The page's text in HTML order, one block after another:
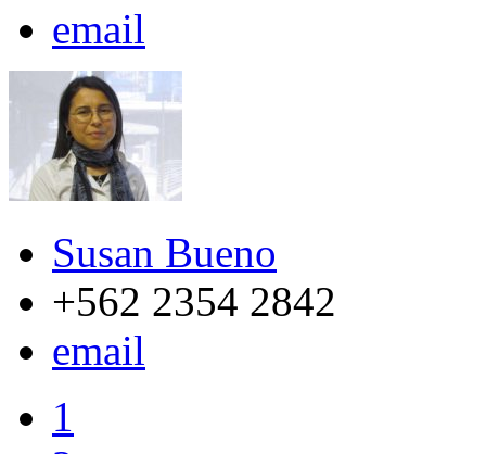
email
Susan Bueno
+562 2354 2842
email
1